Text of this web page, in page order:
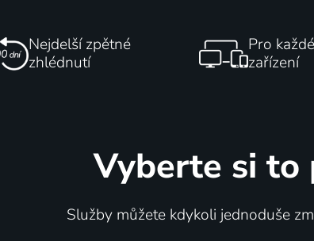
Nejdelší zpětné
zhlédnutí
Pro každé
zařízení
Vyberte si to
Služby můžete kdykoli jednoduše